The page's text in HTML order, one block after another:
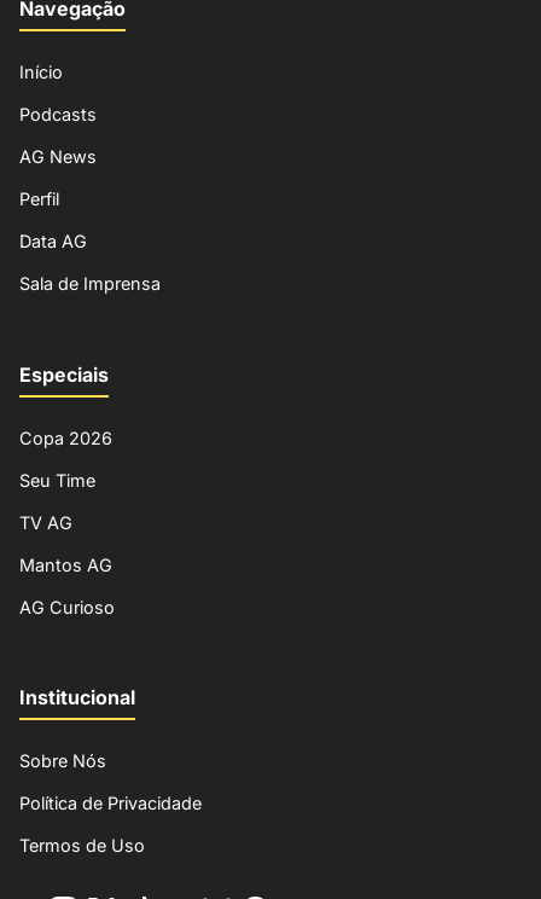
Navegação
Início
Podcasts
AG News
Perfil
Data AG
Sala de Imprensa
Especiais
Copa 2026
Seu Time
TV AG
Mantos AG
AG Curioso
Institucional
Sobre Nós
Política de Privacidade
Termos de Uso